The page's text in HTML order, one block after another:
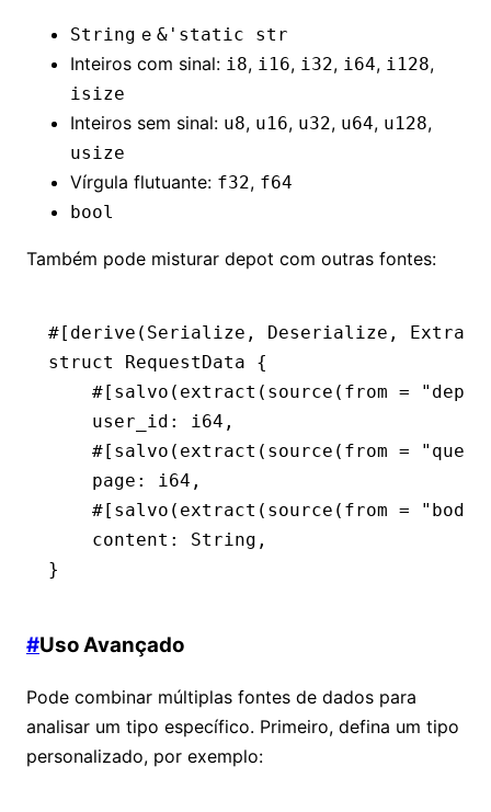
String e &'static str
Inteiros com sinal: i8, i16, i32, i64, i128,
isize
Inteiros sem sinal: u8, u16, u32, u64, u128,
usize
Vírgula flutuante: f32, f64
bool
Também pode misturar depot com outras fontes:
#[derive( Serialize , Deserialize ,
struct
RequestData {
    #[salvo(extract(source(from
=
    user_id
: i64 ,
    #[salvo(extract(source(from
=
    page
: i64 ,
    #[salvo(extract(source(from
= "body"
    content
: String ,
}
#Uso Avançado
Pode combinar múltiplas fontes de dados para
analisar um tipo específico. Primeiro, defina um tipo
personalizado, por exemplo: